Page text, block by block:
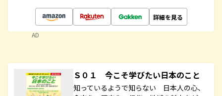
詳細を見る
AD
Ｓ０１ 今こそ学びたい日本のこと
知っているようで知らない 日本人の心、